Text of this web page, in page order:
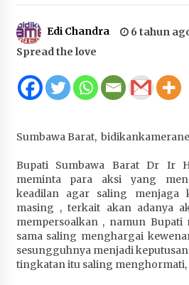
Anggota Satlantas Polres Sumbawa,
Juanda, Edukasi Masyarakat dalam
Administrasi Kendaraan Berupa SIM
HUT ke-46 Dekranas di Makassar, di
4 minggu ago
Bupati H. Jarot : Demi Keberlanjutan
Perumdam Batulanteh Akan Lakukan
Penyesuaian Tarif Air Minum
4 minggu ago
Prestasi Nasional, Polwan Polres
Bripda Vanesa Aprilia Renyaan, Sabet
Edi Chandra 6 tahun
Spread the love
Sumbawa Barat,
Bupati Sumbawa Barat Dr Ir
meminta para aksi yang
keadilan agar saling menjaga
masing , terkait akan adanya
mempersoalkan , namun
sama saling menghargai
sesungguhnya menjadi
tingkatan itu saling menghormati,